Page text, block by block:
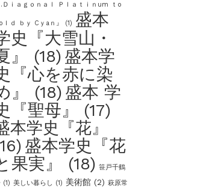
.Ｄｉａｇｏｎａｌ Ｐｌａｔｉｎum ｔo
ｌｄ ｂｙ Cｙaｎ』 (1) 盛本
史『大雪山・
』
(18) 盛本学
『心を赤に染
』
(18) 盛本 学
『聖母』
(17)
本学史『花』
盛本学史『花
果実』
(18) 笹戸千鶴
(1) 美しい暮らし (1) 美術館(2) 萩原常